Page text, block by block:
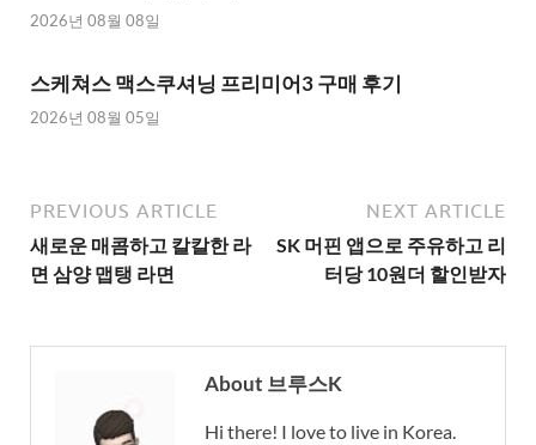
2026년 08월 08일
스케쳐스 맥스쿠셔닝 프리미어3 구매 후기
2026년 08월 05일
PREVIOUS ARTICLE
새로운 매콤하고 칼칼한 라
면 삼양 맵탱 라면
NEXT ARTICLE
SK 머핀 앱으로 주유하고 리
터당 10원더 할인받자
About 브루스K
Hi there! I love to live in Korea.